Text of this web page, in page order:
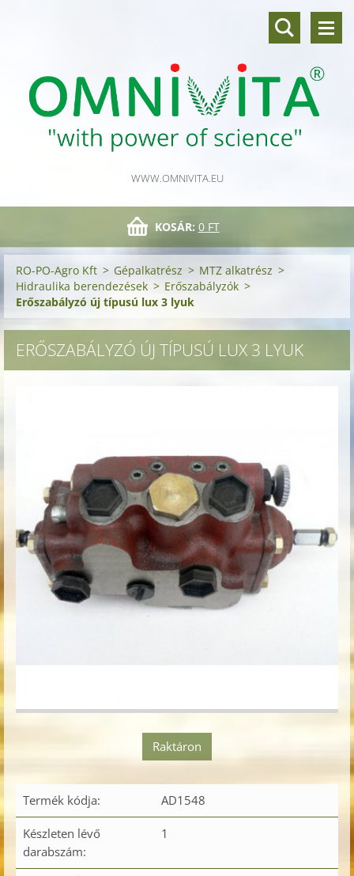
WWW.OMNIVITA.EU
KOSÁR: 0 FT
RO-PO-Agro Kft > Gépalkatrész > MTZ alkatrész >
Hidraulika berendezések > Erőszabályzók >
Erőszabályzó új típusú lux 3 lyuk
ERŐSZABÁLYZÓ ÚJ TÍPUSÚ LUX 3 LYUK
Raktáron
Termék kódja: AD1548
Készleten lévő
darabszám:
1